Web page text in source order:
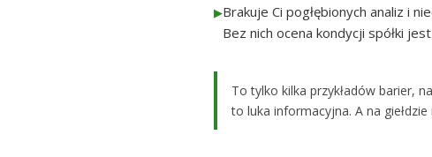
▶Brakuje Ci pogłębionych analiz i
Bez nich ocena kondycji spółki jest
To tylko kilka przykładów barier,
to luka informacyjna. A na